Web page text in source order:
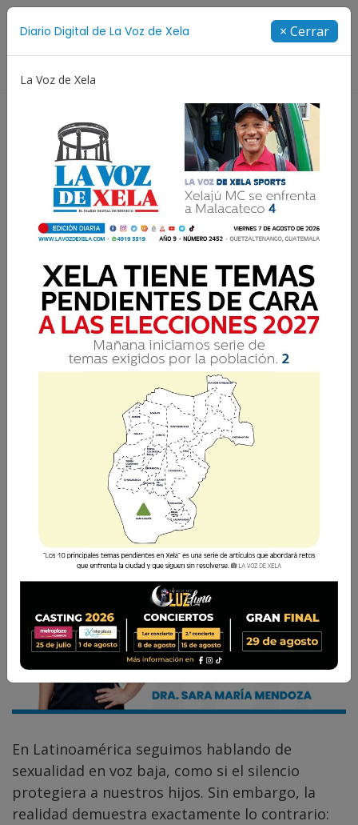
Diario Digital de La Voz de Xela × Cerrar
La Voz de Xela
El precio de no educar
sexualmente a nuestros
adolescentes
Educar sexualmente no significa perder valores.
Significa proteger vidas, construir criterio y
formar generaciones más conscientes y
Sara María Mendoza G. 28 Mayo 2026 10:18
En Latinoamérica seguimos hablando de
sexualidad en voz baja, como si el silencio
protegiera a nuestros hijos. Sin embargo, la
realidad demuestra exactamente lo contrario: